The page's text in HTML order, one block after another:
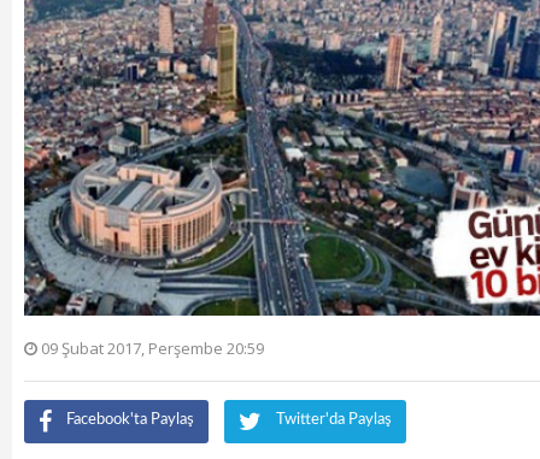
09 Şubat 2017, Perşembe 20:59
Facebook'ta Paylaş Twitter'da Paylaş